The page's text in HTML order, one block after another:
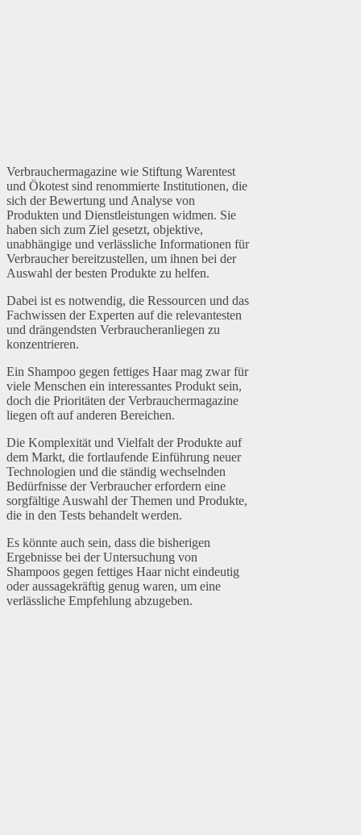
Verbrauchermagazine wie Stiftung Warentest
und Ökotest sind renommierte Institutionen, die
sich der Bewertung und Analyse von
Produkten und Dienstleistungen widmen. Sie
haben sich zum Ziel gesetzt, objektive,
unabhängige und verlässliche Informationen für
Verbraucher bereitzustellen, um ihnen bei der
Auswahl der besten Produkte zu helfen.
Dabei ist es notwendig, die Ressourcen und das
Fachwissen der Experten auf die relevantesten
und drängendsten Verbraucheranliegen zu
konzentrieren.
Ein Shampoo gegen fettiges Haar mag zwar für
viele Menschen ein interessantes Produkt sein,
doch die Prioritäten der Verbrauchermagazine
liegen oft auf anderen Bereichen.
Die Komplexität und Vielfalt der Produkte auf
dem Markt, die fortlaufende Einführung neuer
Technologien und die ständig wechselnden
Bedürfnisse der Verbraucher erfordern eine
sorgfältige Auswahl der Themen und Produkte,
die in den Tests behandelt werden.
Es könnte auch sein, dass die bisherigen
Ergebnisse bei der Untersuchung von
Shampoos gegen fettiges Haar nicht eindeutig
oder aussagekräftig genug waren, um eine
verlässliche Empfehlung abzugeben.